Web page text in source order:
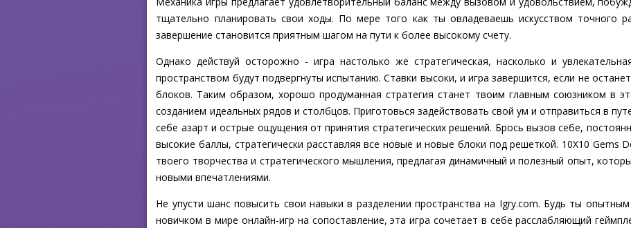
тщательно планировать свои ходы. По мере того как ты овладеваешь искусством точного
завершение становится приятным шагом на пути к более высокому счету.
Однако действуй осторожно - игра настолько же стратегическая, насколько и
пространством будут подвергнуты испытанию. Ставки высоки, и игра завершится, если не
блоков. Таким образом, хорошо продуманная стратегия станет твоим главным союзником в
созданием идеальных рядов и столбцов. Приготовься задействовать свой ум и отправиться в
себе азарт и острые ощущения от принятия стратегических решений. Брось вызов себе,
высокие баллы, стратегически расставляя все новые и новые блоки под решеткой. 10X10 Gems
твоего творчества и стратегического мышления, предлагая динамичный и полезный опыт,
новыми впечатлениями.
Не упусти шанс повысить свои навыки в разделении пространства на Igry.com. Будь ты
новичком в мире онлайн-игр на сопоставление, эта игра сочетает в себе расслабляющий